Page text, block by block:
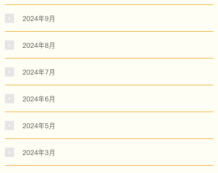
2024年9月
2024年8月
2024年7月
2024年6月
2024年5月
2024年3月